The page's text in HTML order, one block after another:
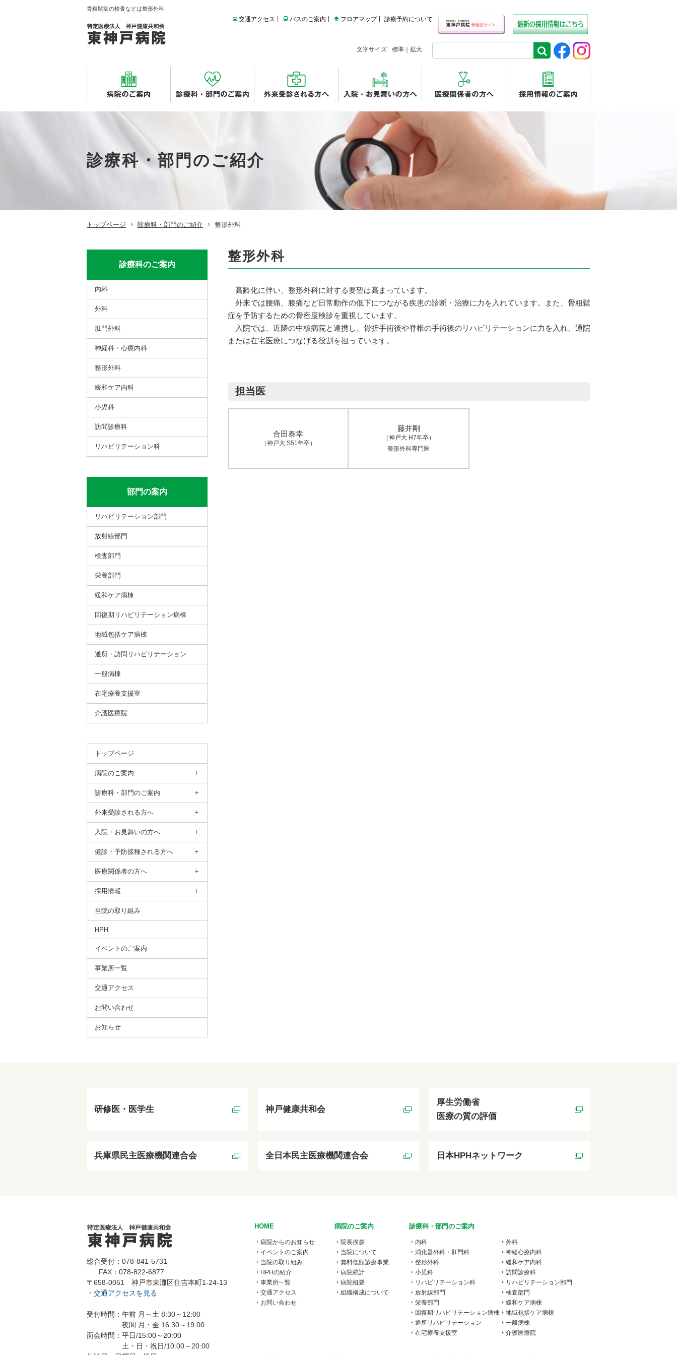
骨粗鬆症の検査などは整形外科
交通アクセス バスのご案内 フロアマップ 診療予約について
文字サイズ 標準 拡大
診療科・部門のご紹介
トップページ 診療科・部門のご紹介 整形外科
整形外科
高齢化に伴い、整形外科に対する要望は高まっています。
外来では腰痛、膝痛など日常動作の低下につながる疾患の診断・治療に力を入れています。また、骨粗鬆
症を予防するための骨密度検診を重視しています。
入院では、近隣の中核病院と連携し、骨折手術後や脊椎の手術後のリハビリテーションに力を入れ、通院
または在宅医療につなげる役割を担っています。
担当医
合田泰幸
（神戸大 S51年卒）
藤井剛
（神戸大 H7年卒）
整形外科専門医
診療科のご案内
内科
外科
肛門外科
神経科・心療内科
整形外科
緩和ケア内科
小児科
訪問診療科
リハビリテーション科
部門の案内
リハビリテーション部門
放射線部門
検査部門
栄養部門
緩和ケア病棟
回復期リハビリテーション病棟
地域包括ケア病棟
通所・訪問リハビリテーション
⼀般病棟
在宅療養支援室
介護医療院
トップページ
病院のご案内
診療科・部門のご案内
外来受診される方へ
入院・お見舞いの方へ
健診・予防接種される方へ
医療関係者の方へ
採用情報
当院の取り組み
HPH
イベントのご案内
事業所⼀覧
交通アクセス
お問い合わせ
お知らせ
研修医・医学生 神戸健康共和会
厚生労働省
医療の質の評価
兵庫県民主医療機関連合会 全日本民主医療機関連合会 日本HPHネットワーク
総合受付：078-841-5731
FAX：078-822-6877
〒658-0051 神戸市東灘区住吉本町1-24-13
交通アクセスを見る
受付時間：午前 月～土 8:30～12:00
夜間 月・金 16:30～19:00
面会時間：平日/15:00～20:00
土・日・祝日/10:00～20:00
HOME
病院からのお知らせ
イベントのご案内
当院の取り組み
HPHの紹介
事業所一覧
交通アクセス
お問い合わせ
病院のご案内
院長挨拶
当院について
無料低額診療事業
病院統計
病院概要
組織構成について
診療科・部門のご案内
内科
外科
消化器外科・肛門科
神経心療内科
整形外科
緩和ケア内科
小児科
訪問診療科
リハビリテーション科
リハビリテーション部門
放射線部門
検査部門
栄養部門
緩和ケア病棟
回復期リハビリテーション病棟
地域包括ケア病棟
通所リハビリテーション
一般病棟
在宅療養支援室
介護医療院